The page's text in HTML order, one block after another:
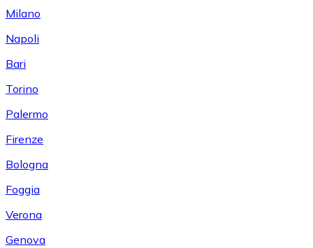
Milano
Napoli
Bari
Torino
Palermo
Firenze
Bologna
Foggia
Verona
Genova